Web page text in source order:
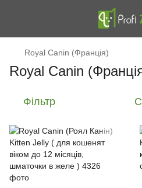
Royal Canin (Франція)
Royal Canin
Фільтр